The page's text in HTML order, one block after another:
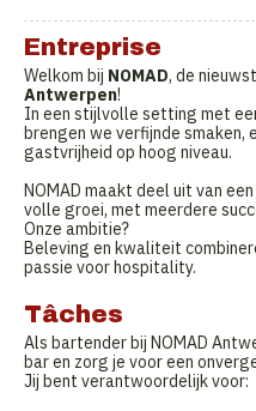
Entreprise
Welkom bij NOMAD, de
Antwerpen!
In een stijlvolle setting met
brengen we verfijnde smaken,
gastvrijheid op hoog niveau.
NOMAD maakt deel uit van
volle groei, met meerdere
Onze ambitie?
Beleving en kwaliteit
passie voor hospitality.
Tâches
Als bartender bij NOMAD
bar en zorg je voor een
Jij bent verantwoordelijk voor: